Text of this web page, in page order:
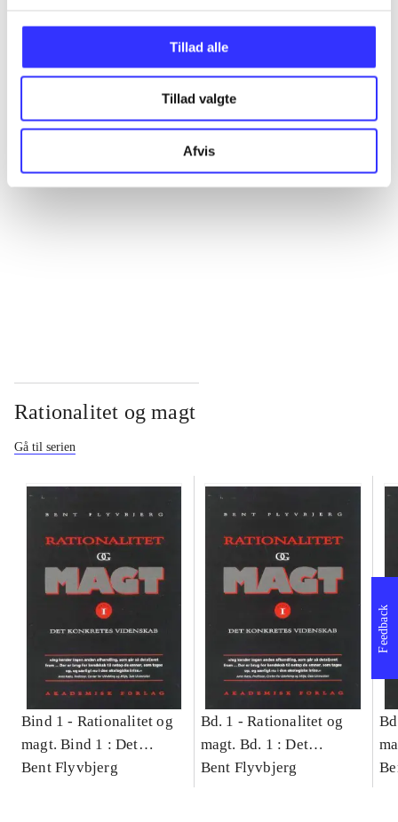
Tillad alle
Tillad valgte
Afvis
Rationalitet og magt
Gå til serien
Bind 1 - Rationalitet og
magt. Bind 1 : Det
konkretes videnskab
Bent Flyvbjerg
Bd. 1 -Rationalitet og
magt. Bd. 1 : Det
konkretes videnskab
Bent Flyvbjerg
Feedback